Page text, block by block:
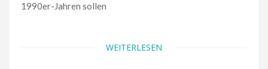
1990er-Jahren sollen
WEITERLESEN